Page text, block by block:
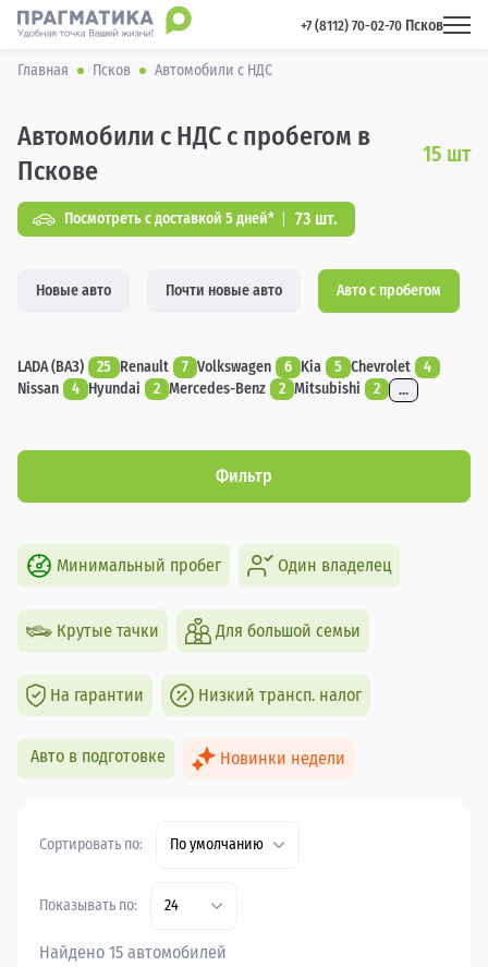
+7 (8112) 70-02-70 Псков
Главная Псков Автомобили с НДС
Автомобили с НДС с пробегом в
Пскове
15 шт
Посмотреть с доставкой 5 дней* 73 шт.
Новые авто Почти новые авто Авто с пробегом
LADA (ВАЗ) 25 Renault 7 Volkswagen 6 Kia 5 Chevrolet
4
Nissan
4 Hyundai 2 Mercedes-Benz 2 Mitsubishi 2 ...
Фильтр
Минимальный пробег Один владелец
Крутые тачки Для большой семьи
На гарантии Низкий трансп. налог
Авто в подготовке Новинки недели
Сортировать по: По умолчанию
Показывать по: 24
Найдено 15 автомобилей